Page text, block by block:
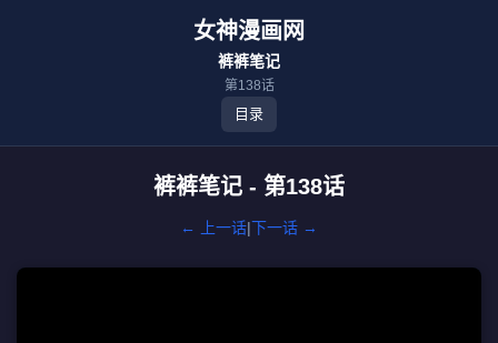
女神漫画网
裤裤笔记
第138话
目录
裤裤笔记 - 第138话
← 上一话|下一话 →